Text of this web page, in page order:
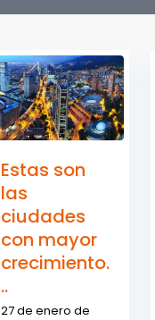
Estas son
las
ciudades
con mayor
crecimiento.
..
27 de enero de